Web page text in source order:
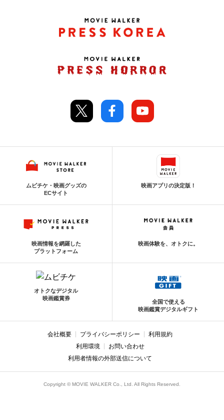
ムビチケ・映画グッズの
ECサイト
映画アプリの決定版！
映画情報を網羅した
プラットフォーム
映画体験を、オトクに。
オトクなデジタル
映画鑑賞券
全国で使える
映画鑑賞デジタルギフト
会社概要 プライバシーポリシー
利用規約
利用環境
お問い合わせ
利用者情報の外部送信について
Copyright © MOVIE WALKER Co., Ltd. All Rights Reserved.